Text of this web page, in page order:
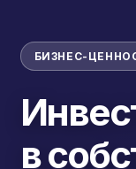
БИЗНЕС-
в